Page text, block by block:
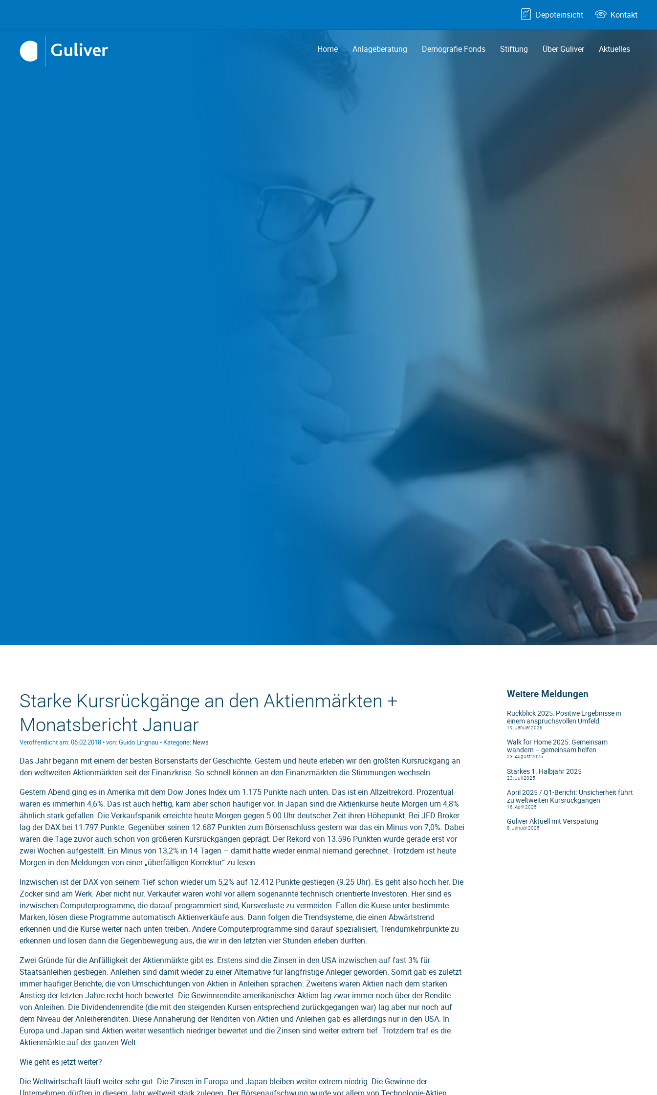
Depoteinsicht Kontakt
Home Anlageberatung Demografie Fonds Stiftung Über Guliver Aktuelles
Starke Kursrückgänge an den Aktienmärkten +
Monatsbericht Januar
Veröffentlicht am: 06.02.2018 • von: Guido Lingnau • Kategorie: News
Das Jahr begann mit einem der besten Börsenstarts der Geschichte. Gestern und heute erleben wir den größten Kursrückgang an
den weltweiten Aktienmärkten seit der Finanzkrise. So schnell können an den Finanzmärkten die Stimmungen wechseln.
Gestern Abend ging es in Amerika mit dem Dow Jones Index um 1.175 Punkte nach unten. Das ist ein Allzeitrekord. Prozentual
waren es immerhin 4,6%. Das ist auch heftig, kam aber schön häufiger vor. In Japan sind die Aktienkurse heute Morgen um 4,8%
ähnlich stark gefallen. Die Verkaufspanik erreichte heute Morgen gegen 5.00 Uhr deutscher Zeit ihren Höhepunkt. Bei JFD Broker
lag der DAX bei 11.797 Punkte. Gegenüber seinen 12.687 Punkten zum Börsenschluss gestern war das ein Minus von 7,0%. Dabei
waren die Tage zuvor auch schon von größeren Kursrückgängen geprägt. Der Rekord von 13.596 Punkten wurde gerade erst vor
zwei Wochen aufgestellt. Ein Minus von 13,2% in 14 Tagen – damit hatte wieder einmal niemand gerechnet. Trotzdem ist heute
Morgen in den Meldungen von einer „überfälligen Korrektur“ zu lesen.
Inzwischen ist der DAX von seinem Tief schon wieder um 5,2% auf 12.412 Punkte gestiegen (9.25 Uhr). Es geht also hoch her. Die
Zocker sind am Werk. Aber nicht nur. Verkäufer waren wohl vor allem sogenannte technisch orientierte Investoren. Hier sind es
inzwischen Computerprogramme, die darauf programmiert sind, Kursverluste zu vermeiden. Fallen die Kurse unter bestimmte
Marken, lösen diese Programme automatisch Aktienverkäufe aus. Dann folgen die Trendsysteme, die einen Abwärtstrend
erkennen und die Kurse weiter nach unten treiben. Andere Computerprogramme sind darauf spezialisiert, Trendumkehrpunkte zu
erkennen und lösen dann die Gegenbewegung aus, die wir in den letzten vier Stunden erleben durften.
Zwei Gründe für die Anfälligkeit der Aktienmärkte gibt es. Erstens sind die Zinsen in den USA inzwischen auf fast 3% für
Staatsanleihen gestiegen. Anleihen sind damit wieder zu einer Alternative für langfristige Anleger geworden. Somit gab es zuletzt
immer häufiger Berichte, die von Umschichtungen von Aktien in Anleihen sprachen. Zweitens waren Aktien nach dem starken
Anstieg der letzten Jahre recht hoch bewertet. Die Gewinnrendite amerikanischer Aktien lag zwar immer noch über der Rendite
von Anleihen. Die Dividendenrendite (die mit den steigenden Kursen entsprechend zurückgegangen war) lag aber nur noch auf
dem Niveau der Anleiherenditen. Diese Annäherung der Renditen von Aktien und Anleihen gab es allerdings nur in den USA. In
Europa und Japan sind Aktien weiter wesentlich niedriger bewertet und die Zinsen sind weiter extrem tief. Trotzdem traf es die
Aktienmärkte auf der ganzen Welt.
Wie geht es jetzt weiter?
Die Weltwirtschaft läuft weiter sehr gut. Die Zinsen in Europa und Japan bleiben weiter extrem niedrig. Die Gewinne der
Weitere Meldungen
Rückblick 2025: Positive Ergebnisse in
einem anspruchsvollen Umfeld
19. Januar 2026
Walk for Home 2025: Gemeinsam
wandern – gemeinsam helfen.
23. August 2025
Starkes 1. Halbjahr 2025
23. Juli 2025
April 2025 / Q1-Bericht: Unsicherheit führt
zu weltweiten Kursrückgängen
16. April 2025
Guliver Aktuell mit Verspätung
8. Januar 2025